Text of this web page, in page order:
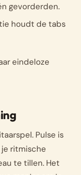
gevorderden.
houdt de tabs
eindeloze
Pulse is
ritmische
te tillen. Het